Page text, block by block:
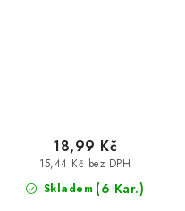
Skladem (6 Kar.)
15,44 Kč bez DPH
18,99 Kč